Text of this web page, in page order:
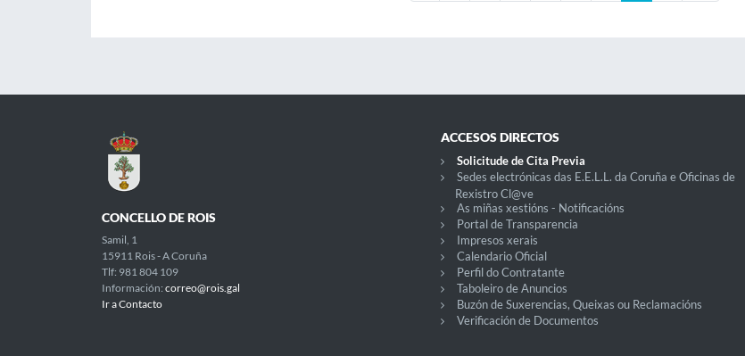
CONCELLO DE ROIS
Samil, 1
15911 Rois - A Coruña
Tlf: 981 804 109
Información: correo@rois.gal
Ir a Contacto
ACCESOS DIRECTOS
Solicitude de Cita Previa
Sedes electrónicas das E.E.L.L. da Coruña e Oficinas de
Rexistro Cl@ve
As miñas xestións - Notificacións
Portal de Transparencia
Impresos xerais
Calendario Oficial
Perfil do Contratante
Taboleiro de Anuncios
Buzón de Suxerencias, Queixas ou Reclamacións
Verificación de Documentos